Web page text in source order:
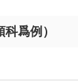
爲例）